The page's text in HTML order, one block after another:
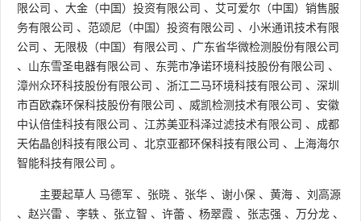
限公司 、 大金（中国）投资有限公司 、 艾可爱尔（中国）销售服
务有限公司 、 范颂尼（中国）投资有限公司 、 小米通讯技术有限
公司 、 无限极（中国）有限公司 、 广东省华微检测股份有限公司
、 山东雪圣电器有限公司 、 东莞市净诺环境科技股份有限公司 、
漳州众环科技股份有限公司 、 浙江二马环境科技有限公司 、 深圳
市百欧森环保科技股份有限公司 、 威凯检测技术有限公司 、 安徽
中认倍佳科技有限公司 、 江苏美亚科泽过滤技术有限公司 、 成都
天佑晶创科技有限公司 、 北京亚都环保科技有限公司 、
上海海尔
智能科技有限公司 。
主要起草人 马德军 、 张晓 、 张华 、 谢小保 、 黄海 、 刘高源
、 赵兴雷 、 李轶 、 张立智 、 许蕾 、 杨翠霞 、 张志强 、 万分龙 、